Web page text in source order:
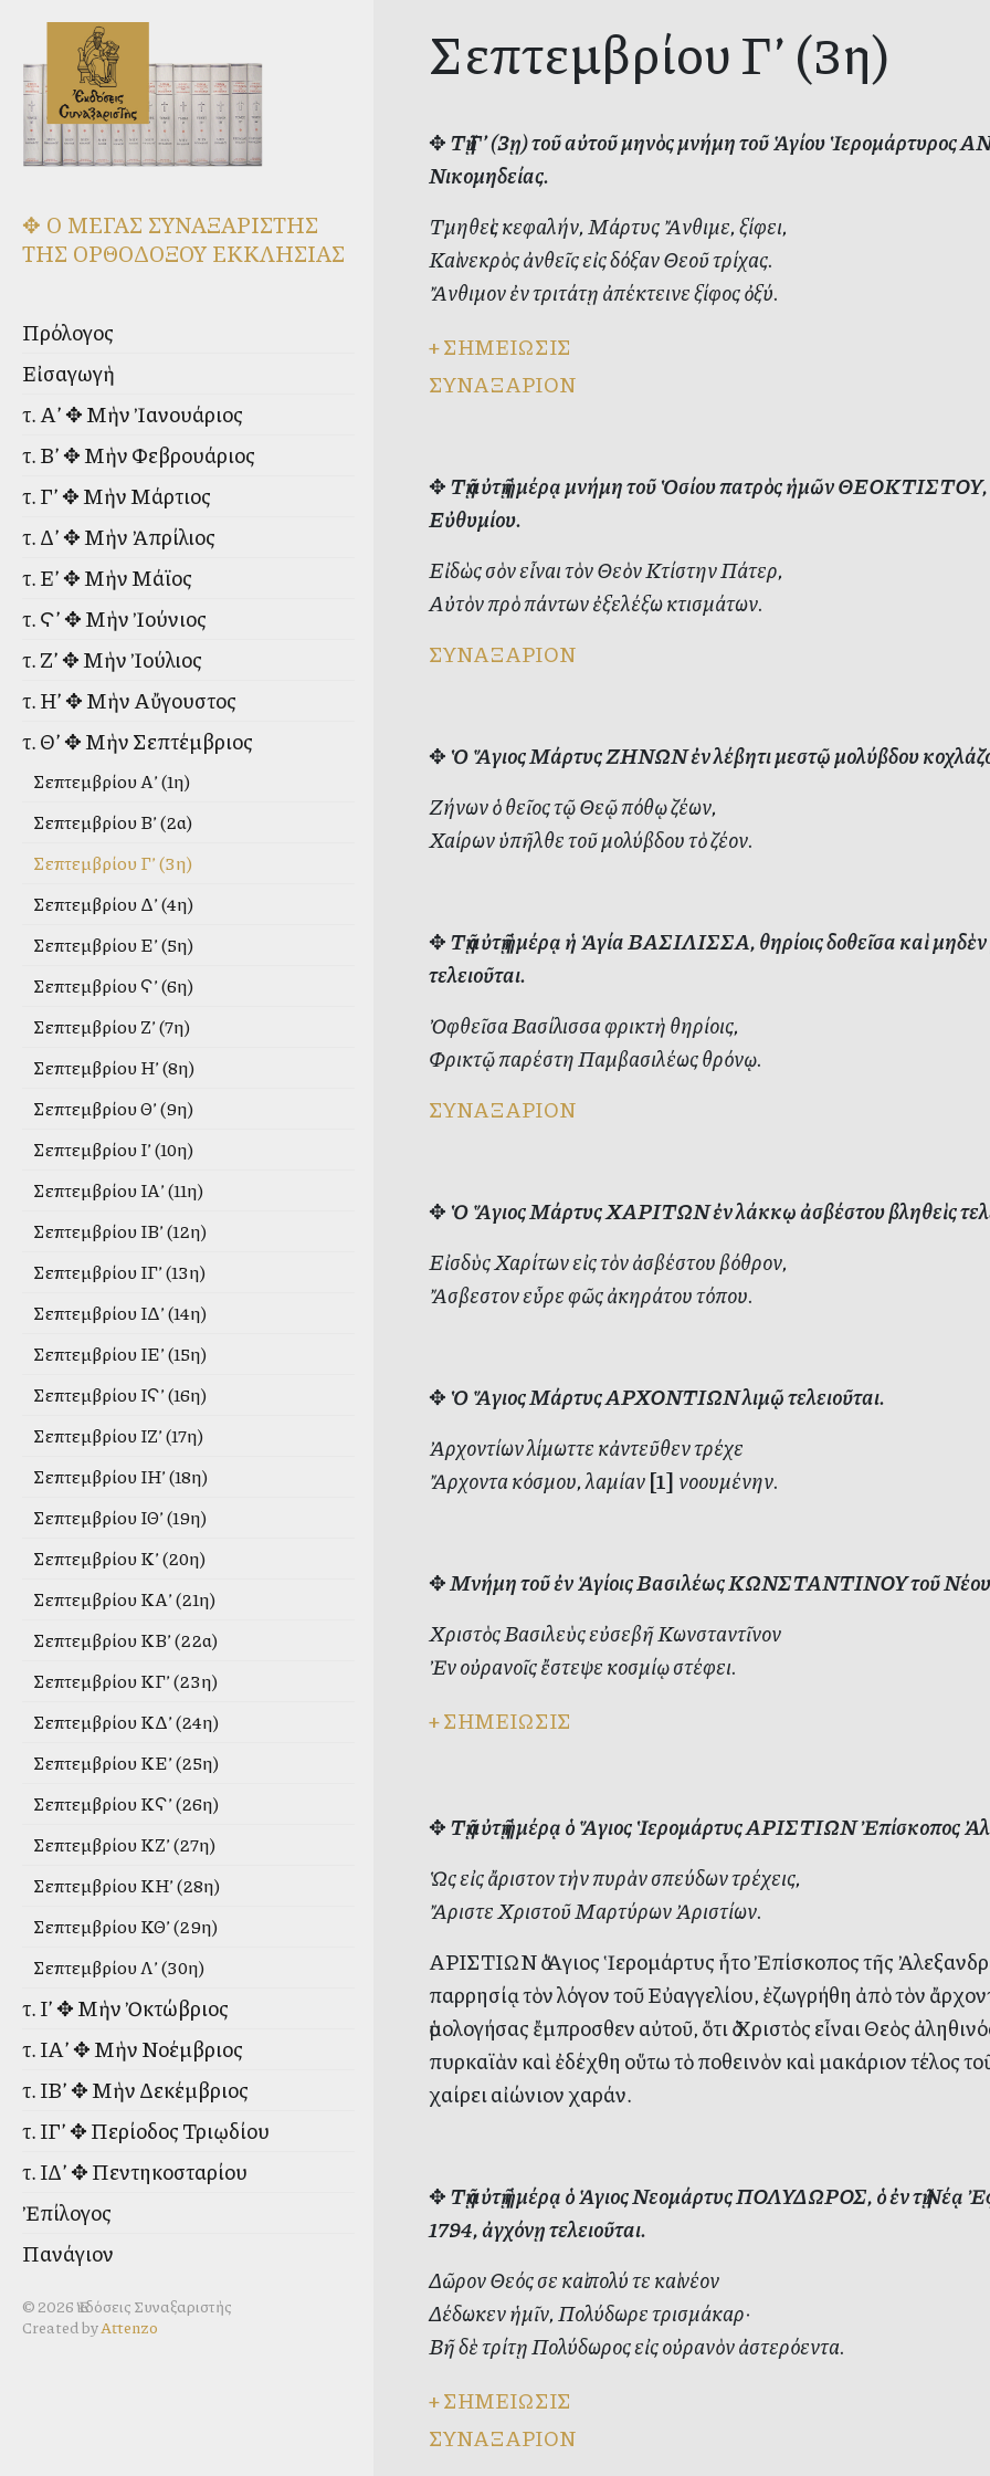
✥ Ο ΜΕΓΑΣ ΣΥΝΑΞΑΡΙΣΤΗΣ
ΤΗΣ ΟΡΘΟΔΟΞΟΥ ΕΚΚΛΗΣΙΑΣ
Πρόλογος
Εἰσαγωγὴ
τ. Α’ ✥ Μὴν Ἰανουάριος
τ. Β’ ✥ Μὴν Φεβρουάριος
τ. Γ’ ✥ Μὴν Μάρτιος
τ. Δ’ ✥ Μὴν Ἀπρίλιος
τ. Ε’ ✥ Μὴν Μάϊος
τ. Ϛ’ ✥ Μὴν Ἰούνιος
τ. Ζ’ ✥ Μὴν Ἰούλιος
τ. Η’ ✥ Μὴν Αὔγουστος
τ. Θ’ ✥ Μὴν Σεπτέμβριος
Σεπτεμβρίου Α’ (1η)
Σεπτεμβρίου Β’ (2α)
Σεπτεμβρίου Γ’ (3η)
Σεπτεμβρίου Δ’ (4η)
Σεπτεμβρίου Ε’ (5η)
Σεπτεμβρίου Ϛ’ (6η)
Σεπτεμβρίου Ζ’ (7η)
Σεπτεμβρίου Η’ (8η)
Σεπτεμβρίου Θ’ (9η)
Σεπτεμβρίου Ι’ (10η)
Σεπτεμβρίου ΙΑ’ (11η)
Σεπτεμβρίου ΙΒ’ (12η)
Σεπτεμβρίου ΙΓ’ (13η)
Σεπτεμβρίου ΙΔ’ (14η)
Σεπτεμβρίου ΙΕ’ (15η)
Σεπτεμβρίου ΙϚ’ (16η)
Σεπτεμβρίου ΙΖ’ (17η)
Σεπτεμβρίου ΙΗ’ (18η)
Σεπτεμβρίου ΙΘ’ (19η)
Σεπτεμβρίου Κ’ (20η)
Σεπτεμβρίου ΚΑ’ (21η)
Σεπτεμβρίου ΚΒ’ (22α)
Σεπτεμβρίου ΚΓ’ (23η)
Σεπτεμβρίου ΚΔ’ (24η)
Σεπτεμβρίου ΚΕ’ (25η)
Σεπτεμβρίου ΚϚ’ (26η)
Σεπτεμβρίου ΚΖ’ (27η)
Σεπτεμβρίου ΚΗ’ (28η)
Σεπτεμβρίου ΚΘ’ (29η)
Σεπτεμβρίου Λ’ (30η)
τ. Ι’ ✥ Μὴν Ὀκτώβριος
τ. ΙΑ’ ✥ Μὴν Νοέμβριος
τ. ΙΒ’ ✥ Μὴν Δεκέμβριος
τ. ΙΓ’ ✥ Περίοδος Τριῳδίου
τ. ΙΔ’ ✥ Πεντηκοσταρίου
Ἐπίλογος
Πανάγιον
© 2026 Ἐκδόσεις Συναξαριστὴς
Created byAttenzo
Σεπτεμβρίου Γ’ (3η)
✥Τῇ Γ’ (3ῃ) τοῦ αὐτοῦ μηνὸς μνήμη τοῦ Ἁγίου
Νικομηδείας.
Τμηθεὶς κεφαλήν, Μάρτυς Ἄνθιμε, ξίφει,
Καὶ νεκρὸς ἀνθεῖς εἰς δόξαν Θεοῦ τρίχας.
Ἄνθιμον ἐν τριτάτῃ ἀπέκτεινε ξίφος ὀξύ.
+ΣΗΜΕΙΩΣΙΣ
ΣΥΝΑΞΑΡΙΟΝ
✥Τῇ αὐτῇ ἡμέρᾳ μνήμη τοῦ Ὁσίου πατρὸς ἡμῶν
Εὐθυμίου.
Εἰδὼς σὸν εἶναι τὸν Θεὸν Κτίστην Πάτερ,
Αὐτὸν πρὸ πάντων ἐξελέξω κτισμάτων.
ΣΥΝΑΞΑΡΙΟΝ
✥ Ὁ Ἅγιος Μάρτυς ΖΗΝΩΝ ἐν λέβητι μεστῷ μολύβδου
Ζήνων ὁ θεῖος τῷ Θεῷ πόθῳ ζέων,
Χαίρων ὑπῆλθε τοῦ μολύβδου τὸ ζέον.
✥Τῇ αὐτῇ ἡμέρᾳ ἡ Ἁγία ΒΑΣΙΛΙΣΣΑ, θηρίοις δοθεῖσα καὶ
τελειοῦται.
Ὀφθεῖσα Βασίλισσα φρικτὴ θηρίοις,
Φρικτῷ παρέστη Παμβασιλέως θρόνῳ.
ΣΥΝΑΞΑΡΙΟΝ
✥ Ὁ Ἅγιος Μάρτυς ΧΑΡΙΤΩΝ ἐν λάκκῳ ἀσβέστου βληθεὶς
Εἰσδὺς Χαρίτων εἰς τὸν ἀσβέστου βόθρον,
Ἄσβεστον εὗρε φῶς ἀκηράτου τόπου.
✥ Ὁ Ἅγιος Μάρτυς ΑΡΧΟΝΤΙΩΝ λιμῷ τελειοῦται.
Ἀρχοντίων λίμωττε κἀντεῦθεν τρέχε
Ἄρχοντα κόσμου, λαμίαν[1] νοουμένην.
✥Μνήμη τοῦ ἐν Ἁγίοις Βασιλέως ΚΩΝΣΤΑΝΤΙΝΟΥ τοῦ Νέου
Χριστὸς Βασιλεὺς εὐσεβῆ Κωνσταντῖνον
Ἐν οὐρανοῖς ἔστεψε κοσμίῳ στέφει.
+ΣΗΜΕΙΩΣΙΣ
✥Τῇ αὐτῇ ἡμέρᾳ ὁ Ἅγιος Ἱερομάρτυς ΑΡΙΣΤΙΩΝ Ἐπίσκοπος
Ὡς εἰς ἄριστον τὴν πυρὰν σπεύδων τρέχεις,
Ἄριστε Χριστοῦ Μαρτύρων Ἀριστίων.
ΑΡΙΣΤΙΩΝ ὁ Ἅγιος Ἱερομάρτυς ἦτο Ἐπίσκοπος τῆς
παρρησίᾳ τὸν λόγον τοῦ Εὐαγγελίου, ἐζωγρήθη ἀπὸ τὸν
ὁμολογήσας ἔμπροσθεν αὐτοῦ, ὅτι ὁ Χριστὸς εἶναι Θεὸς
πυρκαϊὰν καὶ ἐδέχθη οὕτω τὸ ποθεινὸν καὶ μακάριον τέλος
χαίρει αἰώνιον χαράν.
✥Τῇ αὐτῇ ἡμέρᾳ ὁ Ἁγιος Νεομάρτυς ΠΟΛΥΔΩΡΟΣ, ὁ ἐν τῇ Νέᾳ
1794, ἀγχόνῃ τελειοῦται.
Δῶρον Θεός σε καὶ πολύ τε καὶ νέον
Δέδωκεν ἡμῖν, Πολύδωρε τρισμάκαρ·
Βῆ δὲ τρίτῃ Πολύδωρος εἰς οὐρανὸν ἀστερόεντα.
+ΣΗΜΕΙΩΣΙΣ
ΣΥΝΑΞΑΡΙΟΝ